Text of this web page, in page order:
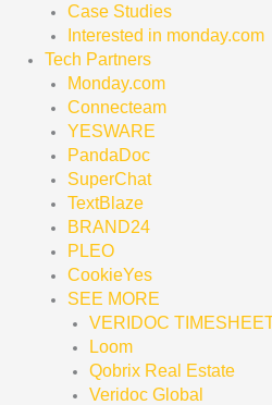
Case Studies
Interested in monday.com
Tech Partners
Monday.com
Connecteam
YESWARE
PandaDoc
SuperChat
TextBlaze
BRAND24
PLEO
CookieYes
SEE MORE
VERIDOC
Loom
Qobrix Real Estate
Veridoc Global